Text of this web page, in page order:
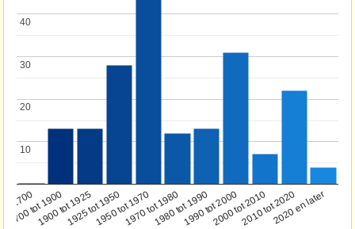
1700
1700 tot 1900
1900 tot 19251925 tot 19501950 tot 19701970 tot 19801980 tot 19901990 tot 20002000 tot 20102010 tot 20202020 en later
10
10
20
20
30
30
40
40